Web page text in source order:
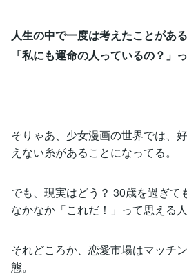
人生の中で一度は考えたことがあ
「私にも運命の人っているの？」っ
そりゃあ、少女漫画の世界では、
えない糸があることになってる。
でも、現実はどう？ 30歳を過ぎて
なかなか「これだ！」って思える人
それどころか、恋愛市場はマッチ
態。